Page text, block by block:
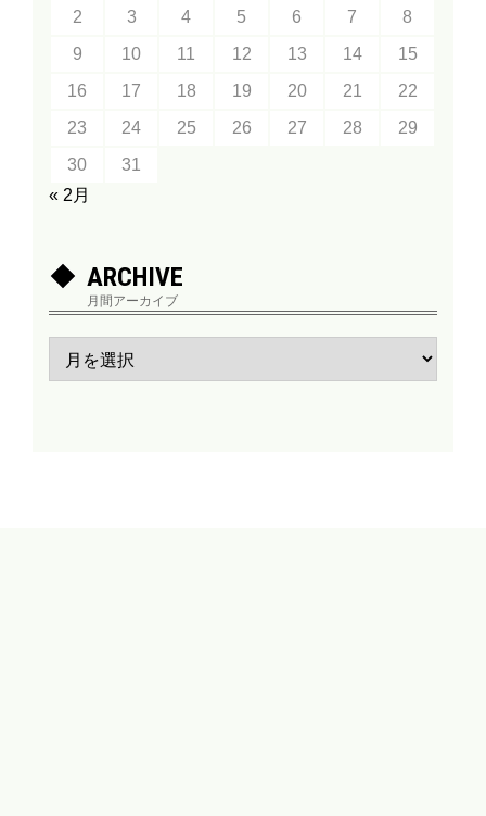
2
3 4 5 6 7
8
9
10 11 12 13 14
15
16
17 18 19 20 21
22
23
24 25 26 27 28
29
30
31
« 2月
ARCHIVE
月間アーカイブ